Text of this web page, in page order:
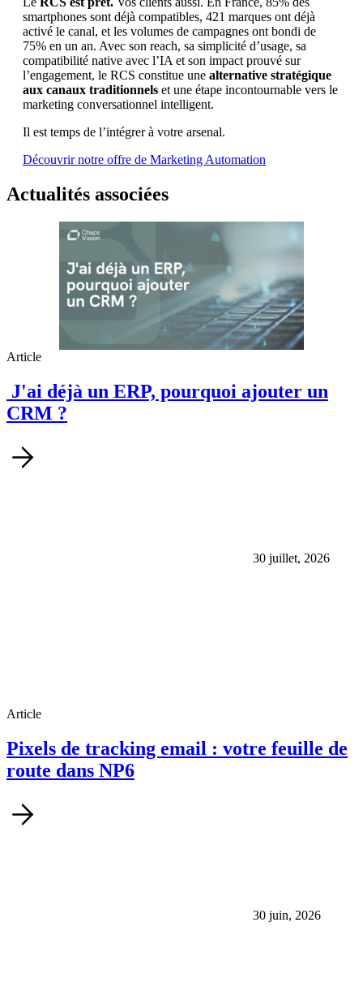
smartphones sont déjà compatibles, 421 marques ont déjà
activé le canal, et les volumes de campagnes ont bondi de
75% en un an. Avec son reach, sa simplicité d’usage, sa
compatibilité native avec l’IA et son impact prouvé sur
l’engagement, le RCS constitue une alternative stratégique
aux canaux traditionnels et une étape incontournable vers le
marketing conversationnel intelligent.
Il est temps de l’intégrer à votre arsenal.
Découvrir notre offre de Marketing Automation
Actualités associées
Article
J'ai déjà un ERP, pourquoi ajouter un
CRM ?
30 juillet, 2026
Article
Pixels de tracking email : votre feuille de
route dans NP6
30 juin, 2026